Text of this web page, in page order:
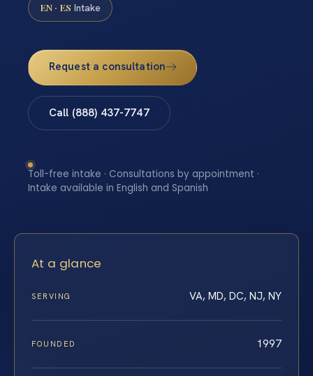
EN · ES Intake
Request a consultation
Call (888) 437-7747
Toll-free intake · Consultations by appointment ·
Intake available in English and Spanish
At a glance
SERVING VA, MD, DC, NJ, NY
FOUNDED 1997